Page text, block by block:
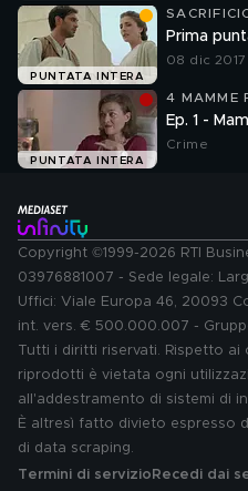
PUNTATA INTERA
Prima
08 dic 2017
PUNTATA INTERA
4 MAMME
Ep. 1 -
Crime
Copyright ©1999-2026 RTI
03976881007 - Sede legale:
Uffici: Viale Europa 46, 20093
int. vers. € 500.000.007 -
Tutti i diritti riservati. Rispetto
riprodotti è vietata ogni
all'addestramento di sistemi di
È altresì fatto divieto espresso
di data scraping.
Termini di servizio Recedi dai